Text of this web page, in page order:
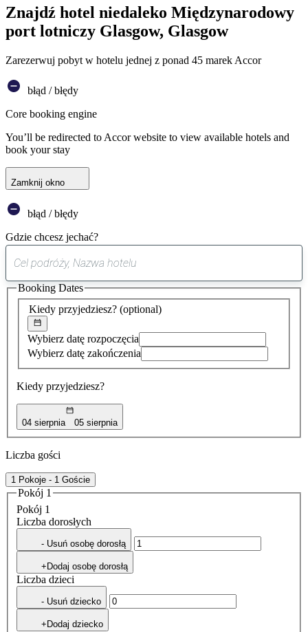
Znajdź hotel niedaleko Międzynarodowy
port lotniczy Glasgow, Glasgow
Zarezerwuj pobyt w hotelu jednej z ponad 45 marek Accor
błąd / błędy
Core booking engine
You’ll be redirected to Accor website to view available hotels and
book your stay
Zamknij okno
błąd / błędy
Gdzie chcesz jechać?
sugestia
została
znaleziona
Kiedy przyjedziesz? (optional)
Wybierz datę rozpoczęcia
Wybierz datę zakończenia
Kiedy przyjedziesz?
04 sierpnia 05 sierpnia
Booking Dates
Liczba gości
1 Pokoje - 1 Goście
Pokój 1
Pokój 1
Liczba dorosłych
- Usuń osobę dorosłą
+Dodaj osobę dorosłą
Liczba dzieci
- Usuń dziecko
+Dodaj dziecko